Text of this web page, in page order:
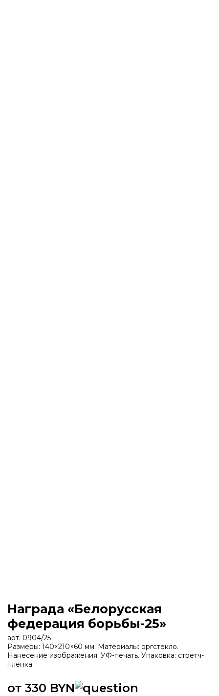
Награда «Белорусская
федерация борьбы-25»
арт. 0904/25
Размеры: 140×210×60 мм. Материалы: оргстекло.
Нанесение изображения: УФ-печать. Упаковка: стретч-
пленка.
от 330 BYN